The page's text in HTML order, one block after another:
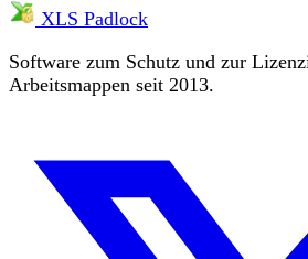
XLS Padlock
Software zum Schutz und zur
Arbeitsmappen seit 2013.